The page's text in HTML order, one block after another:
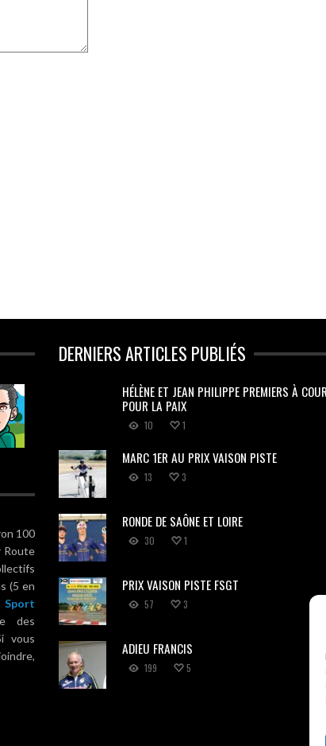
100
Route
(5 en
Sport
des
vous
DERNIERS ARTICLES PUBLIÉS
HÉLÈNE ET JEAN PHILIPPE PREMIERS À
POUR LA PAIX
10 1
MARC 1ER AU PRIX VAISON PISTE
13 3
RONDE DE SAÔNE ET LOIRE
30 1
PRIX VAISON PISTE FSGT
57 3
ADIEU FRANCIS
199 5